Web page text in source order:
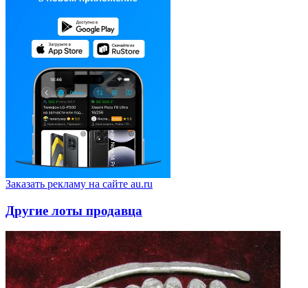
Заказать рекламу на сайте au.ru
Другие лоты продавца